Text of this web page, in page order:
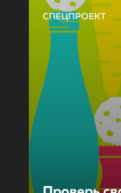
СПЕЦПРОЕКТ